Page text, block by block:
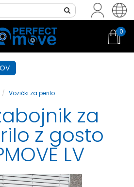
0
Vozički za perilo
za
z gosto
LV